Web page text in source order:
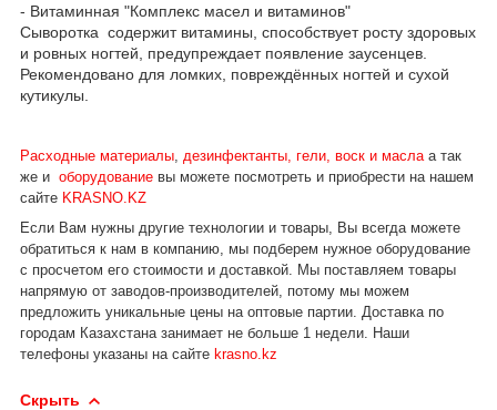
- Витаминная "Комплекс масел и витаминов"
Сыворотка содержит витамины, способствует росту здоровых
и ровных ногтей, предупреждает появление заусенцев.
Рекомендовано для ломких, повреждённых ногтей и сухой
кутикулы.
Расходные материалы дезинфектанты, гели, воск и масла а так
же и оборудование вы можете посмотреть и приобрести на нашем
сайте KRASNO.KZ
Если Вам нужны другие технологии и товары, Вы всегда можете
обратиться к нам в компанию, мы подберем нужное оборудование
с просчетом его стоимости и доставкой. Мы поставляем товары
напрямую от заводов-производителей, потому мы можем
предложить уникальные цены на оптовые партии. Доставка по
городам Казахстана занимает не больше 1 недели. Наши
телефоны указаны на сайте krasno.kz
Скрыть